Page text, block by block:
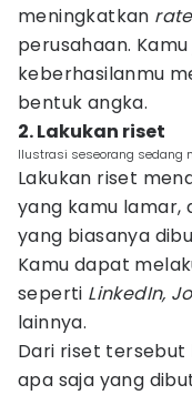
meningkatkan
perusahaan.
keberhasilanmu
bentuk angka.
2. Lakukan riset
Ilustrasi seseorang sedang
Lakukan riset
yang kamu lamar,
yang biasanya
Kamu dapat
seperti LinkedIn,
lainnya.
Dari riset
apa saja yang